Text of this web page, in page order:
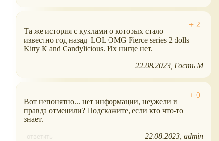
Та же история с куклами о которых стало
известно год назад. LOL OMG Fierce series 2 dolls
Kitty K and Candylicious. Их нигде нет.
22.08.2023 Гость М
Вот непонятно... нет информации, неужели и
правда отменили? Подскажите, если кто что-то
знает.
ответить 22.08.2023 admin